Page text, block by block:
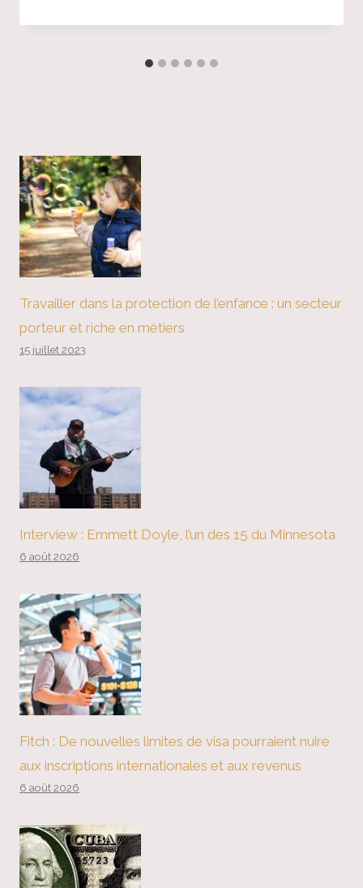
Travailler dans la protection de l’enfance : un secteur
porteur et riche en métiers
15 juillet 2023
Interview : Emmett Doyle, l’un des 15 du Minnesota
6 août 2026
Fitch : De nouvelles limites de visa pourraient nuire
aux inscriptions internationales et aux revenus
6 août 2026